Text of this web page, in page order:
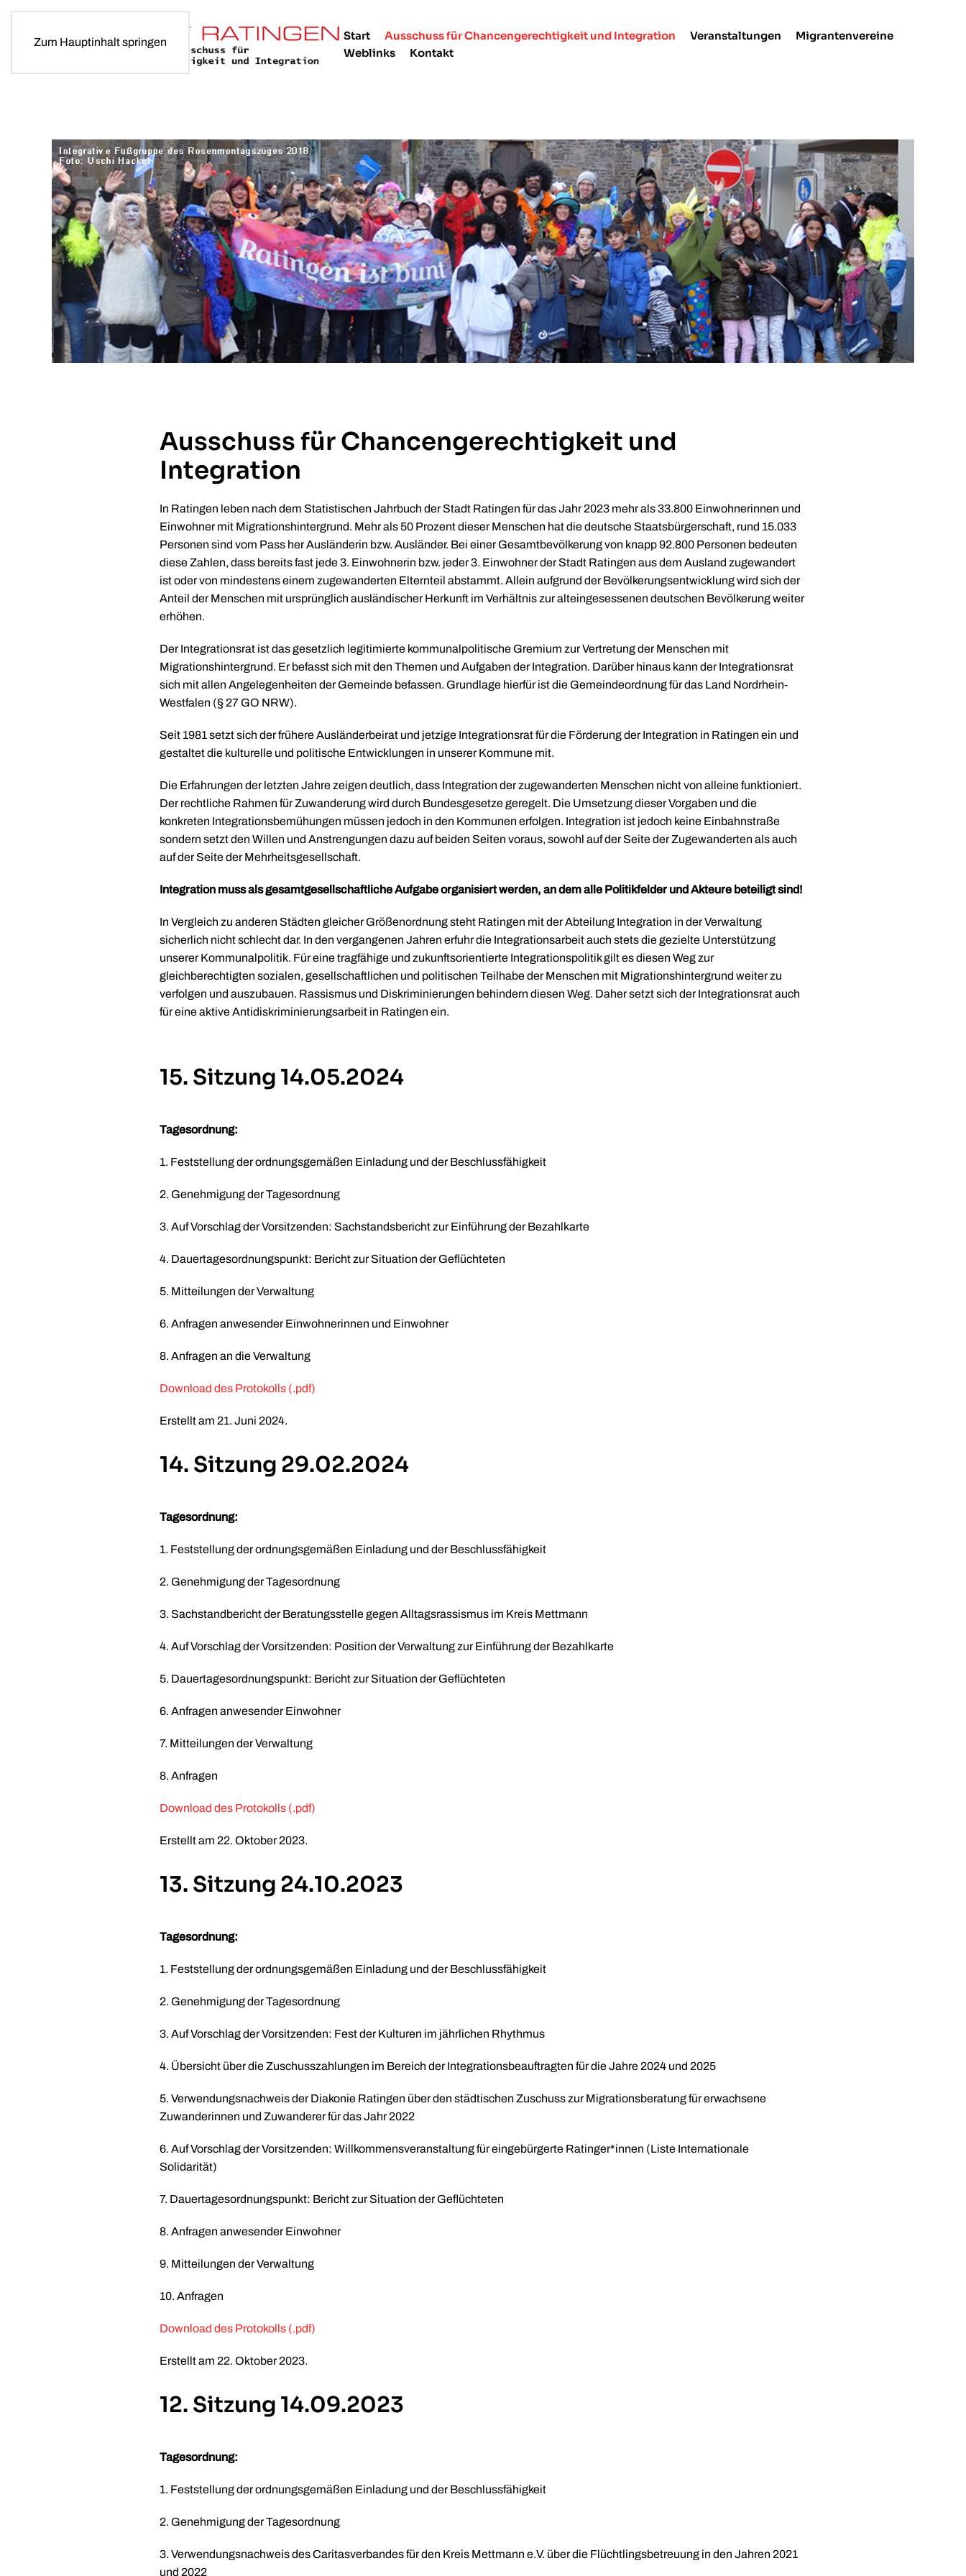
Zum Hauptinhalt springen Start Ausschuss für Chancengerechtigkeit und Integration Veranstaltungen
Migrantenvereine
Weblinks
Kontakt
Ausschuss für Chancengerechtigkeit und
Integration
In Ratingen leben nach dem Statistischen Jahrbuch der Stadt Ratingen für das Jahr 2023 mehr als 33.800 Einwohnerinnen und
Einwohner mit Migrationshintergrund. Mehr als 50 Prozent dieser Menschen hat die deutsche Staatsbürgerschaft, rund 15.033
Personen sind vom Pass her Ausländerin bzw. Ausländer. Bei einer Gesamtbevölkerung von knapp 92.800 Personen bedeuten
diese Zahlen, dass bereits fast jede 3. Einwohnerin bzw. jeder 3. Einwohner der Stadt Ratingen aus dem Ausland zugewandert
ist oder von mindestens einem zugewanderten Elternteil abstammt. Allein aufgrund der Bevölkerungsentwicklung wird sich der
Anteil der Menschen mit ursprünglich ausländischer Herkunft im Verhältnis zur alteingesessenen deutschen Bevölkerung weiter
erhöhen.
Der Integrationsrat ist das gesetzlich legitimierte kommunalpolitische Gremium zur Vertretung der Menschen mit
Migrationshintergrund. Er befasst sich mit den Themen und Aufgaben der Integration. Darüber hinaus kann der Integrationsrat
sich mit allen Angelegenheiten der Gemeinde befassen. Grundlage hierfür ist die Gemeindeordnung für das Land Nordrhein-
Westfalen (§ 27 GO NRW).
Seit 1981 setzt sich der frühere Ausländerbeirat und jetzige Integrationsrat für die Förderung der Integration in Ratingen ein und
gestaltet die kulturelle und politische Entwicklungen in unserer Kommune mit.
Die Erfahrungen der letzten Jahre zeigen deutlich, dass Integration der zugewanderten Menschen nicht von alleine funktioniert.
Der rechtliche Rahmen für Zuwanderung wird durch Bundesgesetze geregelt. Die Umsetzung dieser Vorgaben und die
konkreten Integrationsbemühungen müssen jedoch in den Kommunen erfolgen. Integration ist jedoch keine Einbahnstraße
sondern setzt den Willen und Anstrengungen dazu auf beiden Seiten voraus, sowohl auf der Seite der Zugewanderten als auch
auf der Seite der Mehrheitsgesellschaft.
Integration muss als gesamtgesellschaftliche Aufgabe organisiert werden, an dem alle Politikfelder und Akteure beteiligt sind!
In Vergleich zu anderen Städten gleicher Größenordnung steht Ratingen mit der Abteilung Integration in der Verwaltung
sicherlich nicht schlecht dar. In den vergangenen Jahren erfuhr die Integrationsarbeit auch stets die gezielte Unterstützung
unserer Kommunalpolitik. Für eine tragfähige und zukunftsorientierte Integrationspolitik gilt es diesen Weg zur
gleichberechtigten sozialen, gesellschaftlichen und politischen Teilhabe der Menschen mit Migrationshintergrund weiter zu
verfolgen und auszubauen. Rassismus und Diskriminierungen behindern diesen Weg. Daher setzt sich der Integrationsrat auch
für eine aktive Antidiskriminierungsarbeit in Ratingen ein.
15. Sitzung 14.05.2024
Tagesordnung:
1. Feststellung der ordnungsgemäßen Einladung und der Beschlussfähigkeit
2. Genehmigung der Tagesordnung
3. Auf Vorschlag der Vorsitzenden: Sachstandsbericht zur Einführung der Bezahlkarte
4. Dauertagesordnungspunkt: Bericht zur Situation der Geflüchteten
5. Mitteilungen der Verwaltung
6. Anfragen anwesender Einwohnerinnen und Einwohner
8. Anfragen an die Verwaltung
Download des Protokolls (.pdf)
Erstellt am 21. Juni 2024.
14. Sitzung 29.02.2024
Tagesordnung:
1. Feststellung der ordnungsgemäßen Einladung und der Beschlussfähigkeit
2. Genehmigung der Tagesordnung
3. Sachstandbericht der Beratungsstelle gegen Alltagsrassismus im Kreis Mettmann
4. Auf Vorschlag der Vorsitzenden: Position der Verwaltung zur Einführung der Bezahlkarte
5. Dauertagesordnungspunkt: Bericht zur Situation der Geflüchteten
6. Anfragen anwesender Einwohner
7. Mitteilungen der Verwaltung
8. Anfragen
Download des Protokolls (.pdf)
Erstellt am 22. Oktober 2023.
13. Sitzung 24.10.2023
Tagesordnung:
1. Feststellung der ordnungsgemäßen Einladung und der Beschlussfähigkeit
2. Genehmigung der Tagesordnung
3. Auf Vorschlag der Vorsitzenden: Fest der Kulturen im jährlichen Rhythmus
4. Übersicht über die Zuschusszahlungen im Bereich der Integrationsbeauftragten für die Jahre 2024 und 2025
5. Verwendungsnachweis der Diakonie Ratingen über den städtischen Zuschuss zur Migrationsberatung für erwachsene
Zuwanderinnen und Zuwanderer für das Jahr 2022
6. Auf Vorschlag der Vorsitzenden: Willkommensveranstaltung für eingebürgerte Ratinger*innen (Liste Internationale
Solidarität)
7. Dauertagesordnungspunkt: Bericht zur Situation der Geflüchteten
8. Anfragen anwesender Einwohner
9. Mitteilungen der Verwaltung
10. Anfragen
Download des Protokolls (.pdf)
Erstellt am 22. Oktober 2023.
12. Sitzung 14.09.2023
Tagesordnung:
1. Feststellung der ordnungsgemäßen Einladung und der Beschlussfähigkeit
2. Genehmigung der Tagesordnung
3. Verwendungsnachweis des Caritasverbandes für den Kreis Mettmann e.V. über die Flüchtlingsbetreuung in den Jahren 2021
und 2022